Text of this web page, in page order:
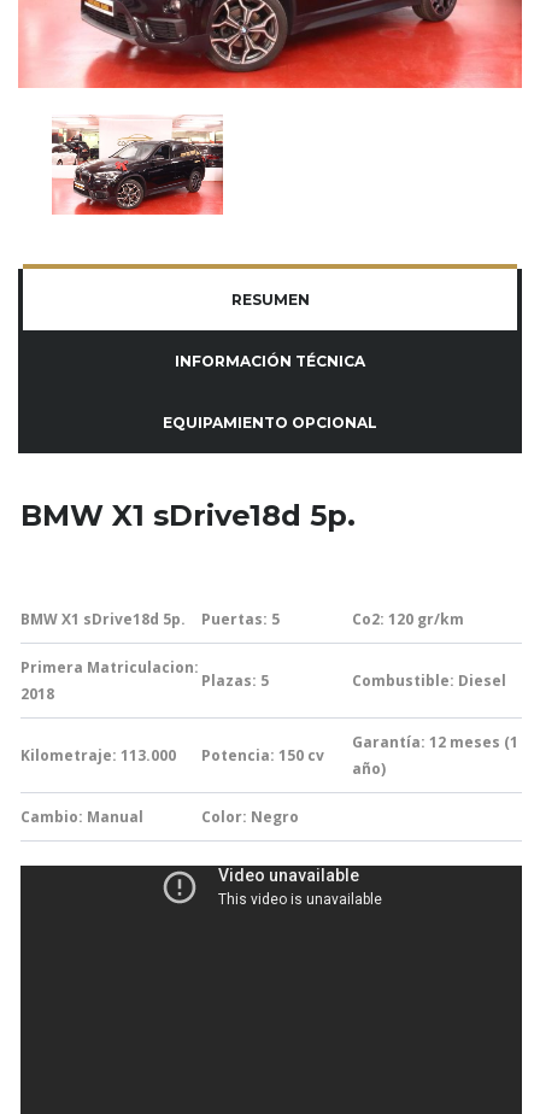
RESUMEN
INFORMACIÓN TÉCNICA
EQUIPAMIENTO OPCIONAL
BMW X1 sDrive18d 5p.
BMW X1 sDrive18d 5p. Puertas: 5 Co2: 120 gr/km
Primera Matriculacion:
2018
Plazas: 5 Combustible: Diesel
Kilometraje: 113.000 Potencia: 150 cv
Garantía: 12 meses (1
año)
Cambio: Manual Color: Negro